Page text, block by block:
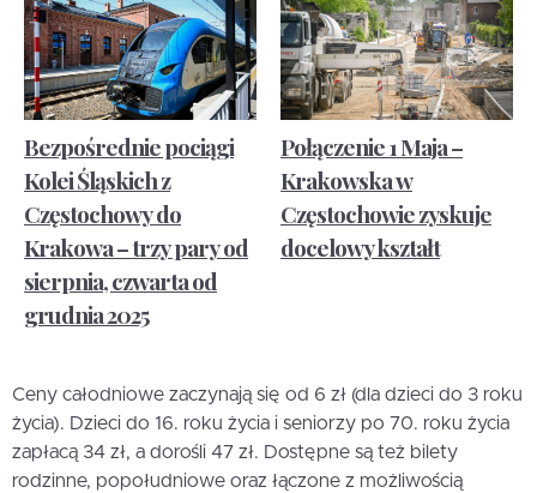
Bezpośrednie pociągi
Kolei Śląskich z
Częstochowy do
Krakowa – trzy pary od
sierpnia, czwarta od
grudnia 2025
Połączenie 1 Maja –
Krakowska w
Częstochowie zyskuje
docelowy kształt
Ceny całodniowe zaczynają się od 6 zł (dla dzieci do 3 roku
życia). Dzieci do 16. roku życia i seniorzy po 70. roku życia
zapłacą 34 zł, a dorośli 47 zł. Dostępne są też bilety
rodzinne, popołudniowe oraz łączone z możliwością